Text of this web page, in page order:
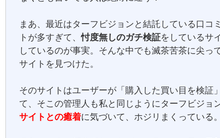
まあ、最近はターフビジョンと結託している口コ
トが多すぎて、忖度無しのガチ検証をしているサ
しているのが事実。そんな中でも滅茶苦茶に尖っ
サイトを見つけた。
そのサイトはユーザーが「購入した買い目を検証
て、そこの管理人も私と同じようにターフビジョ
サイトとの癒着に気づいて、ホジリまくっている